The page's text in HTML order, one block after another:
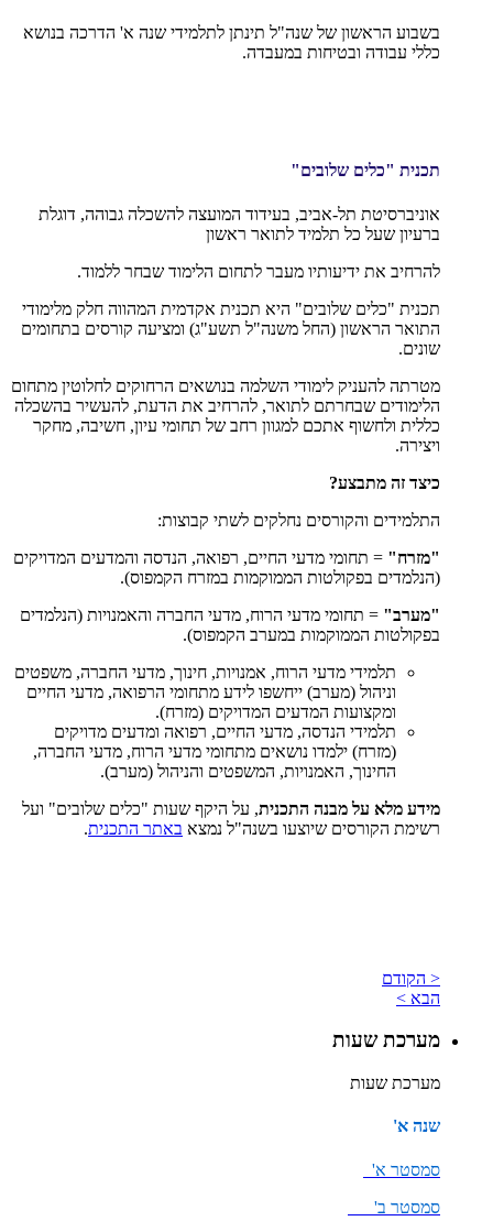
בשבוע הראשון של שנה"ל תינתן לתלמידי שנה א' הדרכה בנושא
כללי עבודה ובטיחות במעבדה.
תכנית "כלים שלובים"
אוניברסיטת תל-אביב, בעידוד המועצה להשכלה גבוהה, דוגלת
ברעיון שעל כל תלמיד לתואר ראשון
להרחיב את ידיעותיו מעבר לתחום הלימוד שבחר ללמוד.
תכנית "כלים שלובים" היא תכנית אקדמית המהווה חלק מלימודי
התואר הראשון (החל משנה"ל תשע"ג) ומציעה קורסים בתחומים
שונים.
מטרתה להעניק לימודי השלמה בנושאים הרחוקים לחלוטין מתחום
הלימודים שבחרתם לתואר, להרחיב את הדעת, להעשיר בהשכלה
כללית ולחשוף אתכם למגוון רחב של תחומי עיון, חשיבה, מחקר
ויצירה.
כיצד זה מתבצע?
התלמידים והקורסים נחלקים לשתי קבוצות:
"מזרח" = תחומי מדעי החיים, רפואה, הנדסה והמדעים המדויקים
(הנלמדים בפקולטות הממוקמות במזרח הקמפוס).
"מערב" = תחומי מדעי הרוח, מדעי החברה והאמנויות (הנלמדים
בפקולטות הממוקמות במערב הקמפוס).
תלמידי מדעי הרוח, אמנויות, חינוך, מדעי החברה, משפטים
וניהול (מערב) ייחשפו לידע מתחומי הרפואה, מדעי החיים
ומקצועות המדעים המדויקים (מזרח).
תלמידי הנדסה, מדעי החיים, רפואה ומדעים מדויקים
(מזרח) ילמדו נושאים מתחומי מדעי הרוח, מדעי החברה,
החינוך, האמנויות, המשפטים והניהול (מערב).
מידע מלא על מבנה התכנית, על היקף שעות "כלים שלובים" ועל
רשימת הקורסים שיוצעו בשנה"ל נמצא באתר התכנית.
< הקודם
הבא >
מערכת שעות
מערכת שעות
שנה א'
סמסטר א'
סמסטר ב'